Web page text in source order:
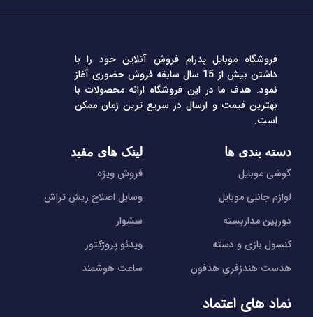
فروشگاه موبایل پدرام فروش آنلاین حود را با
داشتن بیش از 15 سال سابقه فروش حضوری آغاز
نمود. هدف ما در این فروشگاه ارائه محصولات با
بهترین قیمت و ارسال در سریع ترین زمان ممکن
است.
دسته بندی ها
گوشی موبایل
لوازم جانبی موبایل
دوربین مداربسته
کنسول بازی و دسته
هدست هندزفری هدفون
لینک های مفید
فروش ویژه
وسایل اصلاح ریش تراش
سشوار
ویدئو پروژکتور
ساعت هوشمند
نماد های اعتماد